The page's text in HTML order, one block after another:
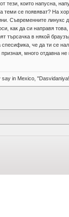
тези, които напусна,
теми се появяват? На
Съвременните линукс
как да си направя
търсачка в някой
спесифика, че да ти се
призная, много отдавна
say in Mexico,